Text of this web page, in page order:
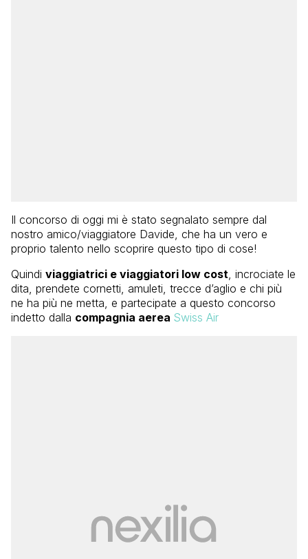
Il concorso di oggi mi è stato segnalato sempre dal
nostro amico/viaggiatore Davide, che ha un vero e
proprio talento nello scoprire questo tipo di cose!
Quindi viaggiatrici e viaggiatori low cost , incrociate le
dita, prendete cornetti, amuleti, trecce d’aglio e chi più
ne ha più ne metta, e partecipate a questo concorso
indetto dalla compagnia aerea Swiss Air